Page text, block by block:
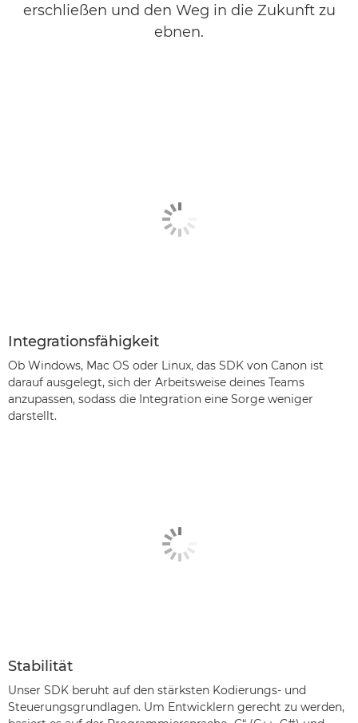
erschließen und den Weg in die Zukunft zu
ebnen.
Integrationsfähigkeit
Ob Windows, Mac OS oder Linux, das SDK von Canon ist
darauf ausgelegt, sich der Arbeitsweise deines Teams
anzupassen, sodass die Integration eine Sorge weniger
darstellt.
Stabilität
Unser SDK beruht auf den stärksten Kodierungs- und
Steuerungsgrundlagen. Um Entwicklern gerecht zu werden,